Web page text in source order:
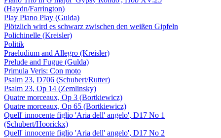
(Haydn/Farrington)
Play Piano Play (Gulda)
Plötzlich wird es schwarz zwischen den weißen Gipfeln
Polichinelle (Kreisler)
Politik
Praeludium and Allegro (Kreisler)
Prelude and Fugue (Gulda)
Primula Veris: Con moto
Psalm 23, D706 (Schubert/Rutter)
Psalm 23, Op 14 (Zemlinsky)
Quatre morceaux, Op 3 (Bortkiewicz)
Quatre morceaux, Op 65 (Bortkiewicz)
Quell' innocente figlio 'Aria dell' angelo', D17 No 1
(Schubert/Hoorickx)
Quell' innocente figlio 'Aria dell' angelo', D17 No 2